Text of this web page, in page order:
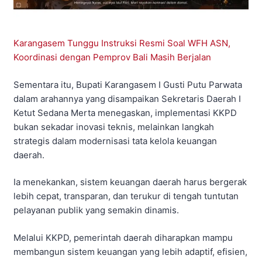
Karangasem Tunggu Instruksi Resmi Soal WFH ASN,
Koordinasi dengan Pemprov Bali Masih Berjalan
Sementara itu, Bupati Karangasem I Gusti Putu Parwata
dalam arahannya yang disampaikan Sekretaris Daerah I
Ketut Sedana Merta menegaskan, implementasi KKPD
bukan sekadar inovasi teknis, melainkan langkah
strategis dalam modernisasi tata kelola keuangan
daerah.
Ia menekankan, sistem keuangan daerah harus bergerak
lebih cepat, transparan, dan terukur di tengah tuntutan
pelayanan publik yang semakin dinamis.
Melalui KKPD, pemerintah daerah diharapkan mampu
membangun sistem keuangan yang lebih adaptif, efisien,